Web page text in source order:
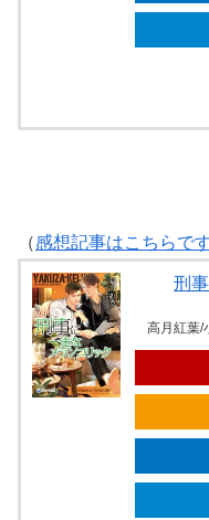
（感想記事はこちらで
刑
高月紅葉/